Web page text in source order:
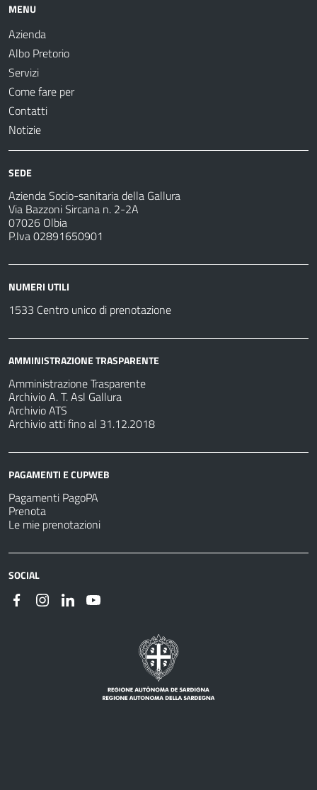
MENU
Azienda
Albo Pretorio
Servizi
Come fare per
Contatti
Notizie
SEDE
Azienda Socio-sanitaria della Gallura
Via Bazzoni Sircana n. 2-2A
07026 Olbia
P.Iva 02891650901
NUMERI UTILI
1533 Centro unico di prenotazione
AMMINISTRAZIONE TRASPARENTE
Amministrazione Trasparente
Archivio A. T. Asl Gallura
Archivio ATS
Archivio atti fino al 31.12.2018
PAGAMENTI E CUPWEB
Pagamenti PagoPA
Prenota
Le mie prenotazioni
SOCIAL